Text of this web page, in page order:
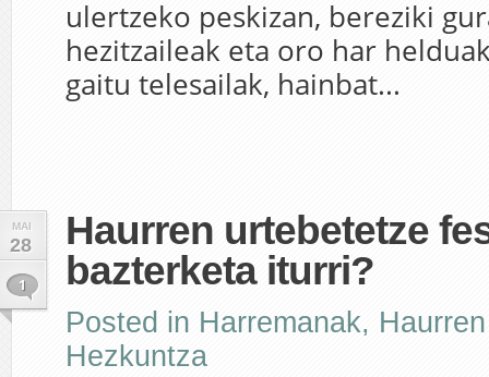
ulertzeko peskizan, bereziki
hezitzaileak eta oro har
gaitu telesailak, hainbat...
MAI
28
1
Haurren urtebetetze
bazterketa iturri?
Posted in Harremanak,
Hezkuntza